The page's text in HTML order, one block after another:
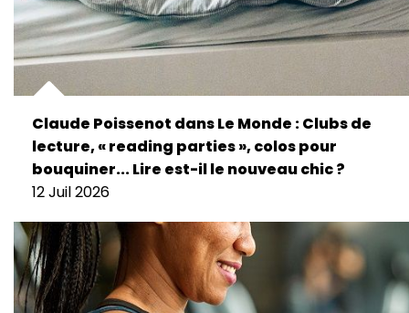
Claude Poissenot dans Le Monde : Clubs de
lecture, « reading parties », colos pour
bouquiner... Lire est-il le nouveau chic ?
12 Juil 2026